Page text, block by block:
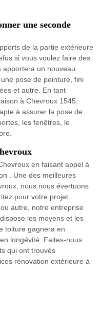
une seconde
de la partie extérieure
si vous voulez faire des
apportera un nouveau
pose de peinture, fini
et autre. En tant
à Chevroux 1545,
à assurer la pose de
les fenêtres, le
en faisant appel à
. Une des meilleures
nous nous évertuons
pour votre projet.
autre, notre entreprise
les moyens et les
toiture gagnera en
longévité. Faites-nous
qui ont trouvés
rénovation extérieure à